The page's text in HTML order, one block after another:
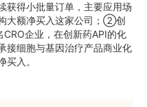
，机构大额净买入这家
获得小批量订单，主要应用场
大额净买入这家公司；②创
企业，在创新药API的化
接细胞与基因治疗产品商业化
入。